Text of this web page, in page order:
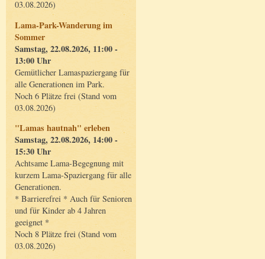
03.08.2026)
Lama-Park-Wanderung im
Sommer
Samstag, 22.08.2026, 11:00 -
13:00 Uhr
Gemütlicher Lamaspaziergang für
alle Generationen im Park.
Noch 6 Plätze frei (Stand vom
03.08.2026)
"Lamas hautnah" erleben
Samstag, 22.08.2026, 14:00 -
15:30 Uhr
Achtsame Lama-Begegnung mit
kurzem Lama-Spaziergang für alle
Generationen.
* Barrierefrei * Auch für Senioren
und für Kinder ab 4 Jahren
geeignet *
Noch 8 Plätze frei (Stand vom
03.08.2026)